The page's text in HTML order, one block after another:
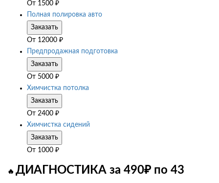
От 1500 ₽
Полная полировка авто
Заказать
От 12000 ₽
Предпродажная подготовка
Заказать
От 5000 ₽
Химчистка потолка
Заказать
От 2400 ₽
Химчистка сидений
Заказать
От 1000 ₽
🔥 ДИАГНОСТИКА за 490₽ по 43